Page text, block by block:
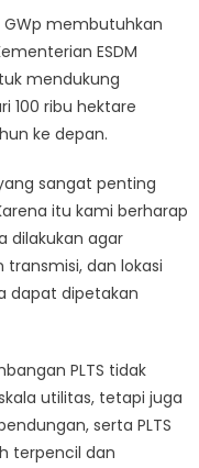
GWp membutuhkan
ESDM
mendukung
100 ribu hektare
ke depan.
sangat penting
itu kami berharap
dilakukan agar
dan lokasi
dapat dipetakan
PLTS tidak
utilitas, tetapi juga
serta PLTS
terpencil dan